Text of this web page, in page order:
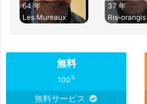
64 年
Les Mureaux
37 年
Ris-orangis
無料
100%
無料サービス